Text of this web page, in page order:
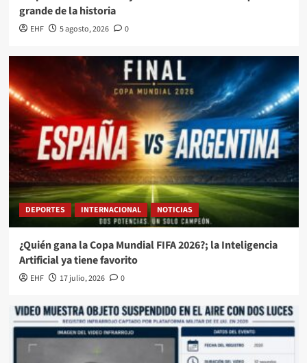
grande de la historia
EHF 5 agosto, 2026 0
DEPORTES INTERNACIONAL NOTICIAS
¿Quién gana la Copa Mundial FIFA 2026?; la Inteligencia
Artificial ya tiene favorito
EHF 17 julio, 2026 0